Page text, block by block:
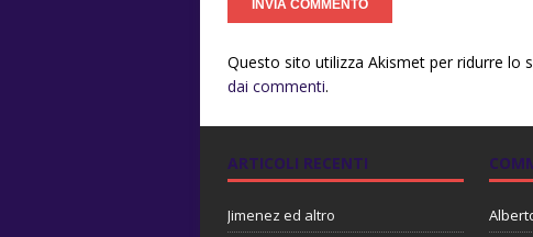
Questo sito utilizza Akismet per ridurre lo
dai commenti.
ARTICOLI RECENTI
Jimenez ed altro